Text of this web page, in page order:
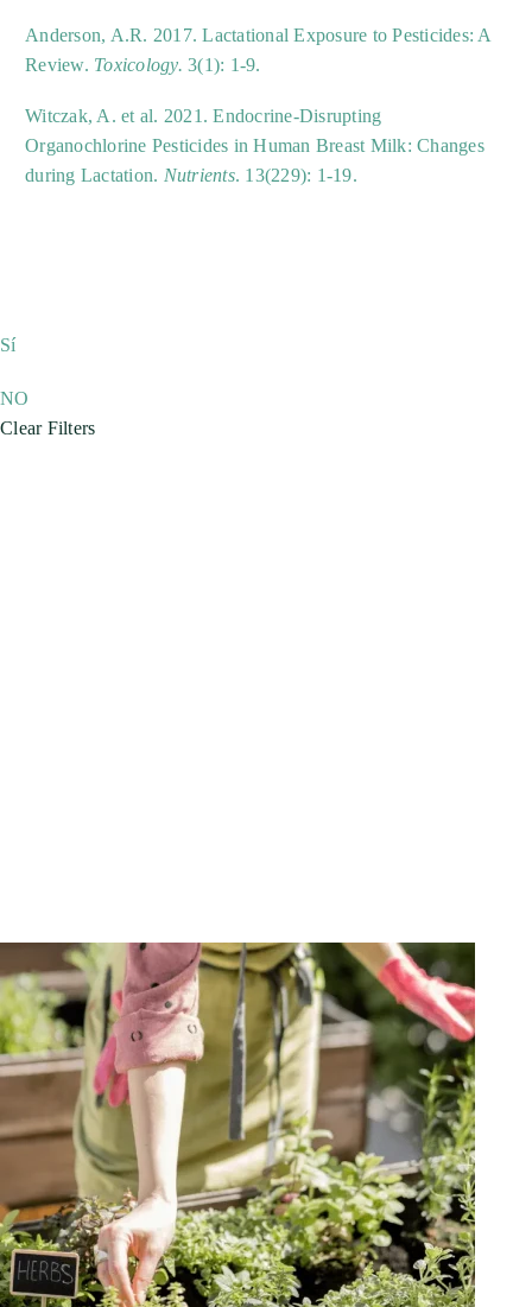
Anderson, A.R. 2017. Lactational Exposure to Pesticides: A
Review. Toxicology. 3(1): 1-9.
Witczak, A. et al. 2021. Endocrine-Disrupting
Organochlorine Pesticides in Human Breast Milk: Changes
during Lactation. Nutrients. 13(229): 1-19.
Sí
NO
Clear Filters